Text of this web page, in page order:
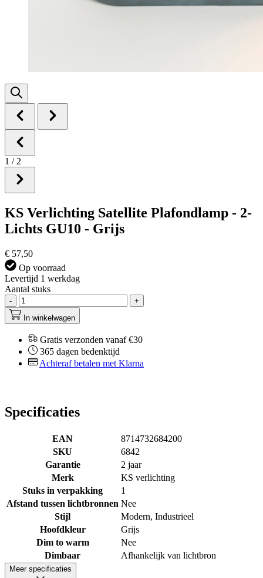
1 / 2
KS Verlichting Satellite Plafondlamp - 2-
Lichts GU10 - Grijs
€ 57,50
Op voorraad
Levertijd 1 werkdag
Aantal stuks
-
+
In winkelwagen
Gratis verzonden vanaf €30
365 dagen bedenktijd
Achteraf betalen met Klarna
Specificaties
EAN
8714732684200
SKU
6842
Garantie
2 jaar
Merk
KS verlichting
Stuks in verpakking
1
Afstand tussen lichtbronnen Nee
Stijl
Modern, Industrieel
Hoofdkleur
Grijs
Dim to warm
Nee
Dimbaar
Afhankelijk van lichtbron
Meer specificaties